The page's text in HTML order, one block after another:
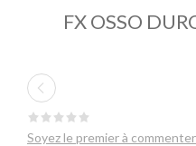
FX OSSO
Soyez le premier à